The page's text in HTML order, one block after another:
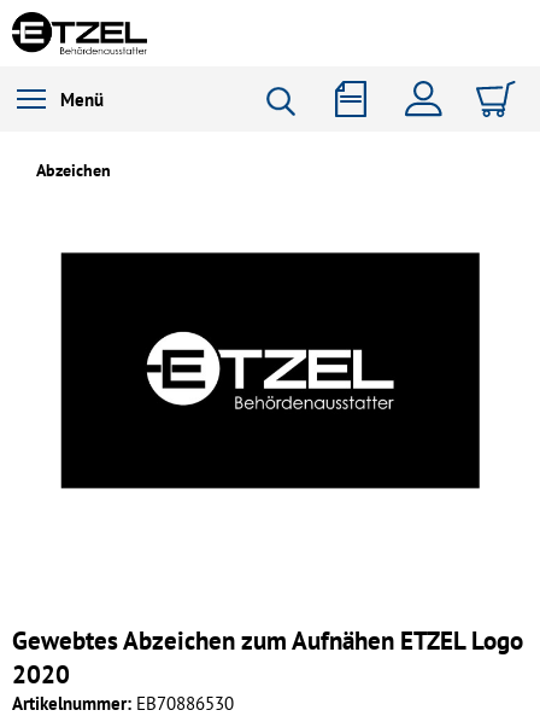
Menü
Abzeichen
Gewebtes Abzeichen zum Aufnähen ETZEL Logo
2020
Artikelnummer: EB70886530